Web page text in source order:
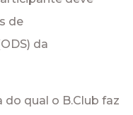
de
da
qual o B.Club faz